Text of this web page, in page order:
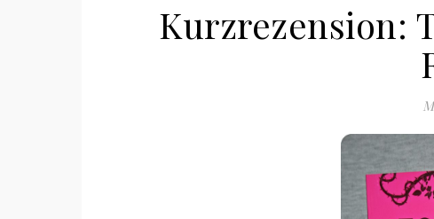
Kurzrezension: